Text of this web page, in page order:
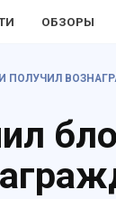
ОБЗОРЫ